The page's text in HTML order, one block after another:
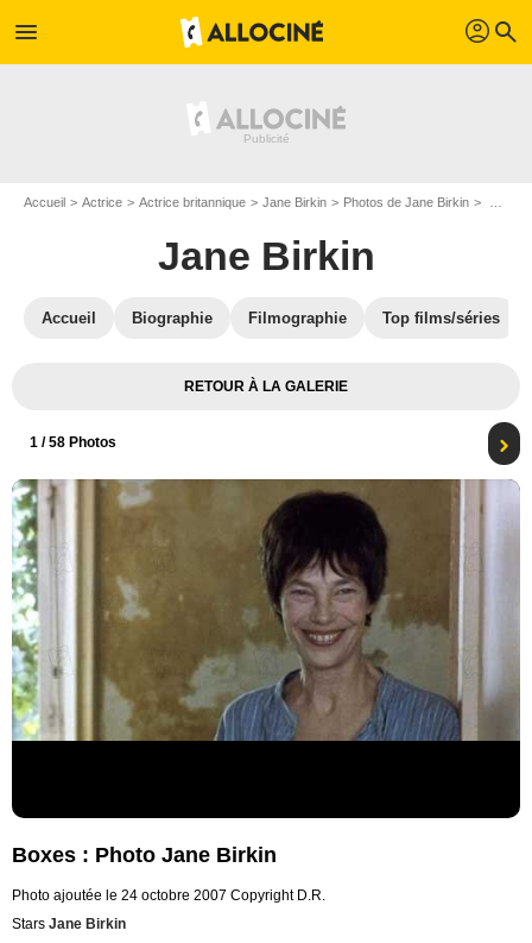
menu profil search
Accueil Actrice Actrice britannique Jane Birkin Photos de Jane Birkin
Jane Birkin
Accueil Biographie Filmographie Top films/séries
RETOUR À LA GALERIE
1 / 58 Photos
Boxes : Photo Jane Birkin
Photo ajoutée le 24 octobre 2007 Copyright D.R.
Stars Jane Birkin